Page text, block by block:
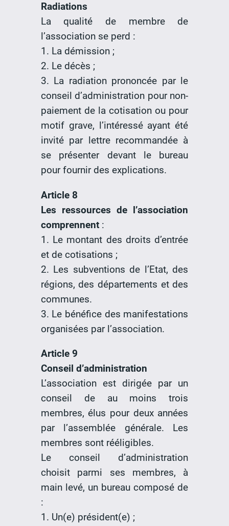
Radiations
La qualité de membre de
l’association se perd :
1. La démission ;
2. Le décès ;
3. La radiation prononcée par le
conseil d’administration pour non-
paiement de la cotisation ou pour
motif grave, l’intéressé ayant été
invité par lettre recommandée à
se présenter devant le bureau
pour fournir des explications.
Article 8
Les ressources de l’association
comprennent:
1. Le montant des droits d’entrée
et de cotisations ;
2. Les subventions de l’Etat, des
régions, des départements et des
communes.
3. Le bénéfice des manifestations
organisées par l’association.
Article 9
Conseil d’administration
L’association est dirigée par un
conseil de au moins trois
membres, élus pour deux années
par l’assemblée générale. Les
membres sont rééligibles.
Le conseil d’administration
choisit parmi ses membres, à
main levé, un bureau composé de
:
1. Un(e) président(e) ;